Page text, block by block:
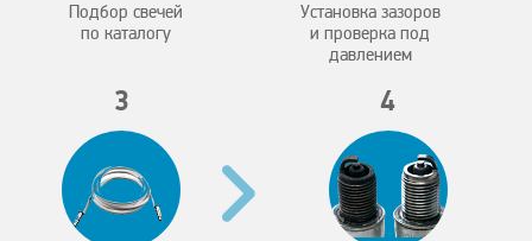
Подбор свечей
по каталогу
Установка зазоров
и проверка под
давлением
3 4